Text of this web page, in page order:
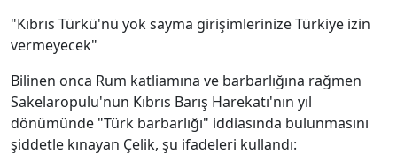
"Kıbrıs Türkü'nü yok sayma girişimlerinize Türkiye izin
vermeyecek"
Bilinen onca Rum katliamına ve barbarlığına rağmen
Sakelaropulu'nun Kıbrıs Barış Harekatı'nın yıl
dönümünde "Türk barbarlığı" iddiasında bulunmasını
şiddetle kınayan Çelik, şu ifadeleri kullandı: